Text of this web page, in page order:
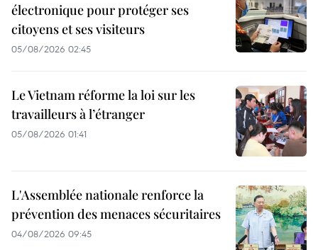
électronique pour protéger ses
citoyens et ses visiteurs
05/08/2026 02:45
Le Vietnam réforme la loi sur les
travailleurs à l’étranger
05/08/2026 01:41
L'Assemblée nationale renforce la
prévention des menaces sécuritaires
04/08/2026 09:45